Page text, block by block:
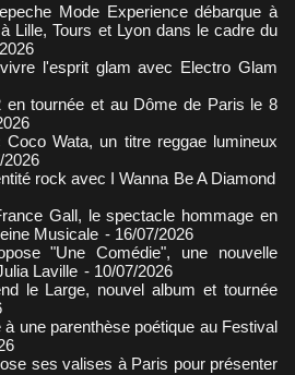
Mode Experience débarque à
Lille, Tours et Lyon dans le cadre du
l'esprit glam avec Electro Glam
en tournée et au Dôme de Paris le 8
Wata, un titre reggae lumineux
2026
rock avec I Wanna Be A Diamond
Gall, le spectacle hommage en
Musicale - 16/07/2026
"Une Comédie", une nouvelle
Laville - 10/07/2026
le Large, nouvel album et tournée
une parenthèse poétique au Festival
ses valises à Paris pour présenter